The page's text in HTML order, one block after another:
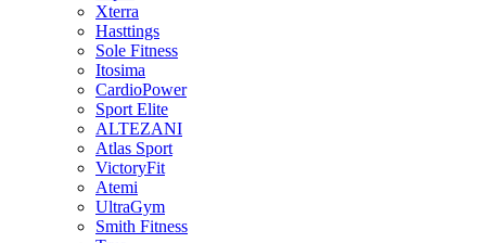
Xterra
Hasttings
Sole Fitness
Itosima
CardioPower
Sport Elite
ALTEZANI
Atlas Sport
VictoryFit
Atemi
UltraGym
Smith Fitness